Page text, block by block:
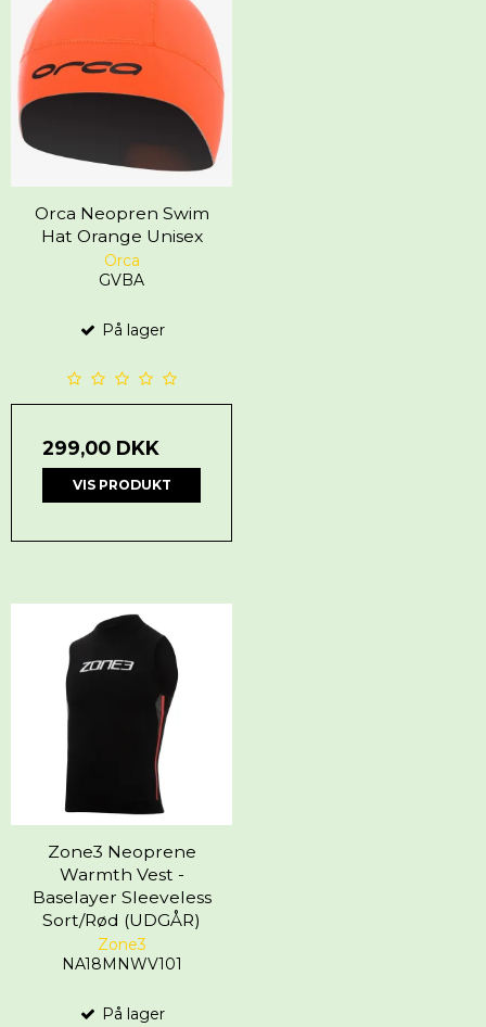
Orca Neopren Swim
Hat Orange Unisex
Orca
GVBA
På lager
299,00 DKK
VIS PRODUKT
Zone3 Neoprene
Warmth Vest -
Baselayer Sleeveless
Sort/Rød (UDGÅR)
Zone3
NA18MNWV101
På lager